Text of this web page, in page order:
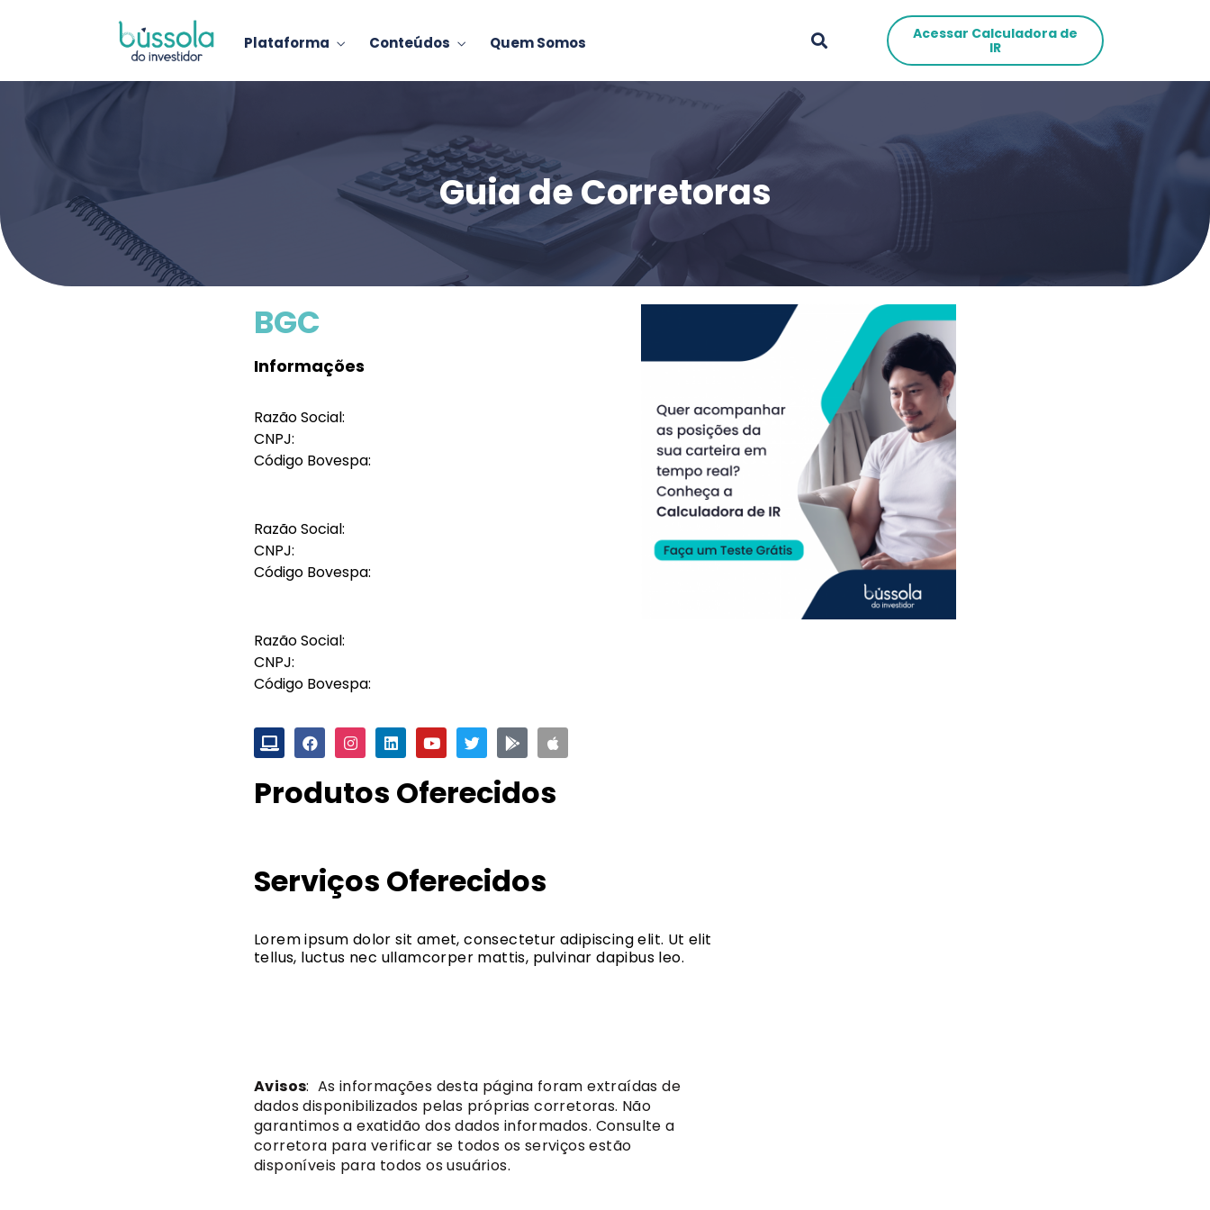
Plataforma Conteúdos Quem Somos
Acessar Calculadora de
IR
Guia de Corretoras
BGC
Informações
Razão Social:
CNPJ:
Código Bovespa:
Razão Social:
CNPJ:
Código Bovespa:
Razão Social:
CNPJ:
Código Bovespa:
Produtos Oferecidos
Serviços Oferecidos
Lorem ipsum dolor sit amet, consectetur adipiscing elit. Ut elit
tellus, luctus nec ullamcorper mattis, pulvinar dapibus leo.
Avisos: As informações desta página foram extraídas de
dados disponibilizados pelas próprias corretoras. Não
garantimos a exatidão dos dados informados. Consulte a
corretora para verificar se todos os serviços estão
disponíveis para todos os usuários.